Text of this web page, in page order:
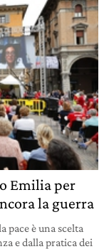
Emilia per
la guerra
pace è una scelta
e dalla pratica dei